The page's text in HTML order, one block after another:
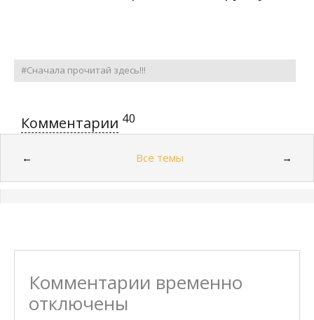
#Сначала прочитай здесь!!!
Комментарии 40
← Все темы →
Комментарии временно
отключены